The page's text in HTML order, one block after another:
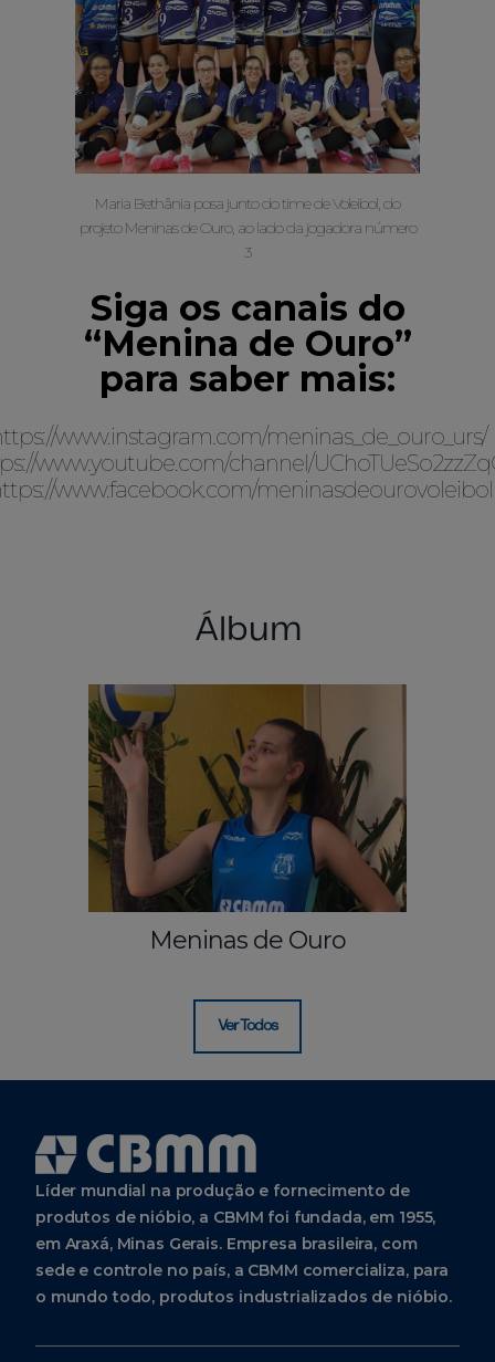
Maria Bethânia posa junto do time de Voleibol, do
projeto Meninas de Ouro, ao lado da jogadora número
3
Siga os canais do
“Menina de Ouro”
para saber mais:
www.instagram.com/meninas_de_ouro_urs/
www.youtube.com/channel/
www.facebook.com/
Álbum
Meninas de Ouro
Ver Todos
Líder mundial na produção e fornecimento de
produtos de nióbio, a CBMM foi fundada, em 1955,
em Araxá, Minas Gerais. Empresa brasileira, com
sede e controle no país, a CBMM comercializa, para
o mundo todo, produtos industrializados de nióbio.